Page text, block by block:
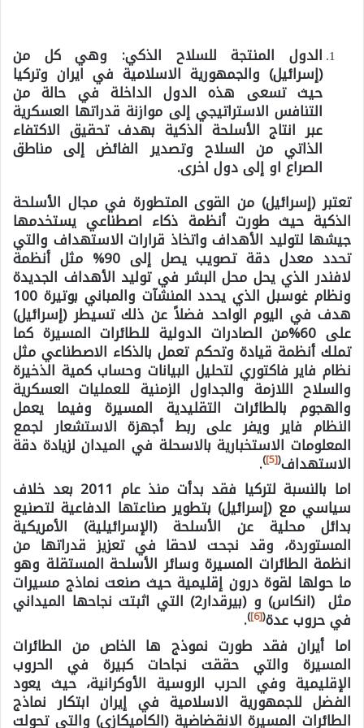
الدول المنتجة للسلاح الذكي: وهي كل من
(إسرائيل) والجمهورية الاسلامية في ايران وتركيا
حيث تسعى هذه الدول الداخلة في حالة من
التنافس الاستراتيجي إلى موازنة قدراتها العسكرية
عبر انتاج الأسلحة الذكية بهدف تحقيق الاكتفاء
الذاتي من السلاح وتصدير الفائض إلى مناطق
الصراع او إلى دول اخرى.
تعتبر (إسرائيل) من القوى المتطورة في مجال الأسلحة
الذكية حيث طورت أنظمة ذكاء اصطناعي يستخدمها
جيشها لتوليد الأهداف واتخاذ قرارات الاستهداف والتي
تحدد معدل دقة تصويب يصل إلى 90% مثل أنظمة
لافندر الذي يحل محل البشر في توليد الأهداف الجديدة
ونظام غوسبل الذي يحدد المنشآت والمباني بوتيرة 100
هدف في اليوم الواحد فضلاً عن ذلك تسيطر (إسرائيل)
على 60%من الصادرات الدولية للطائرات المسيرة كما
تملك أنظمة قيادة وتحكم تعمل بالذكاء الاصطناعي مثل
نظام فاير فاكتوري لتحليل البيانات وحساب كمية الذخيرة
والسلاح اللازمة والجداول الزمنية للعمليات العسكرية
والهجوم بالطائرات التقليدية المسيرة وفيما يعمل
النظام فاير ويفر على ربط أجهزة الاستشعار لجمع
المعلومات الاستخبارية بالاسحلة في الميدان لزيادة دقة
الاستهداف(
[5]
)
.
اما بالنسبة لتركيا فقد بدأت منذ عام 2011 بعد خلاف
سياسي مع (إسرائيل) بتطوير صناعتها الدفاعية لتصنيع
بدائل محلية عن الأسلحة (الإسرائيلية) الأمريكية
المستوردة، وقد نجحت لاحقا في تعزيز قدراتها من
انظمة الطائرات المسيرة وسائر الأسلحة المستقلة وهو
ما حولها لقوة درون إقليمية حيث صنعت نماذج مسيرات
مثل (انكاس) و (بيرقدار2) التي اثبتت نجاحها الميداني
في حروب عدة(
[6]
)
.
اما أيران فقد طورت نموذج ها الخاص من الطائرات
المسيرة والتي حققت نجاحات كبيرة في الحروب
الإقليمية وفي الحرب الروسية الأوكرانية، حيث يعود
الفضل للجمهورية الاسلامية في إيران ابتكار نماذج
الطائرات المسيرة الانقضاضية (الكاميكازي) والتي تحولت